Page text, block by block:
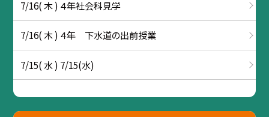
7/16( 木 ) ４年社会科見学
7/16( 木 ) ４年 下水道の出前授業
7/15( 水 ) 7/15(水)